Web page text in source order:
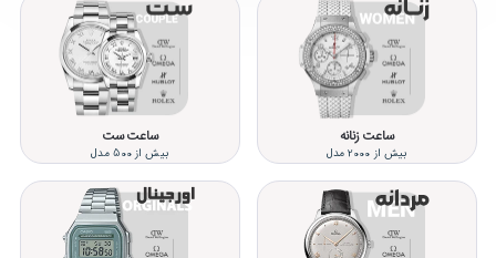
ساعت زنانه
بیش از 2000 مدل
ساعت ست
بیش از 500 مدل